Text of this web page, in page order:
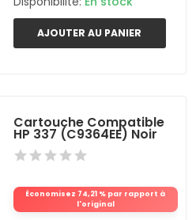
AJOUTER AU PANIER
Cartouche Compatible
HP 337 (C9364EE) Noir
Économisez 74,21 % par rapport à
l'original